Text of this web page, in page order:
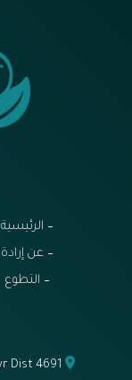
الرئيسية
عن إرادة
التطوع